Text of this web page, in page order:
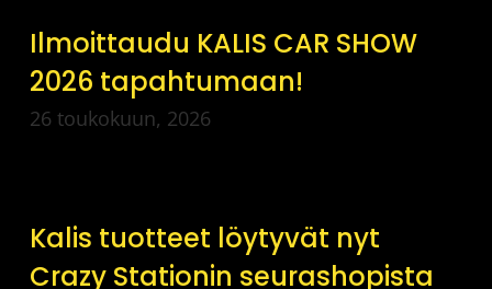
Ilmoittaudu KALIS CAR SHOW
2026 tapahtumaan!
26 toukokuun, 2026
Kalis tuotteet löytyvät nyt
Crazy Stationin seurashopista